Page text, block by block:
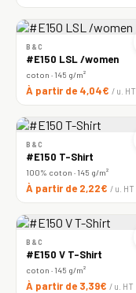
B&C
#E150 LSL /women
coton · 145 g/m²
À partir de 4,04€ / u. HT
B&C
#E150 T-Shirt
100% coton · 145 g/m²
À partir de 2,22€ / u. HT
B&C
#E150 V T-Shirt
coton · 145 g/m²
À partir de 3,39€ / u. HT